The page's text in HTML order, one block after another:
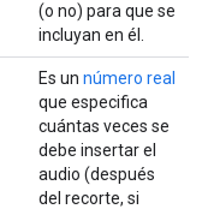
(o no) para que se
incluyan en él.
Es un número real
que especifica
cuántas veces se
debe insertar el
audio (después
del recorte, si